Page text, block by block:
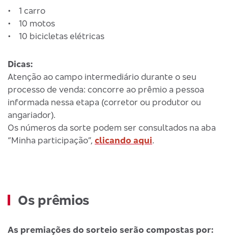
• 1 carro
• 10 motos
• 10 bicicletas elétricas
Dicas:
Atenção ao campo intermediário durante o seu
processo de venda: concorre ao prêmio a pessoa
informada nessa etapa (corretor ou produtor ou
angariador).
Os números da sorte podem ser consultados na aba
“Minha participação”, clicando aqui.
Os prêmios
As premiações do sorteio serão compostas por: